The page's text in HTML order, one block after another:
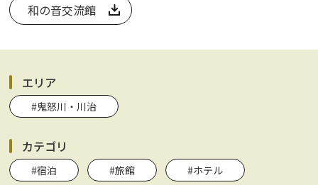
和の音交流館
エリア
#鬼怒川・川治
カテゴリ
#宿泊 #旅館
#ホテル